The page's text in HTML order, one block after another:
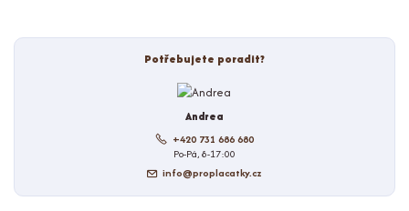
Potřebujete poradit?
Andrea
+420 731 686 680
Po-Pá, 8-17:00
info@proplacatky.cz